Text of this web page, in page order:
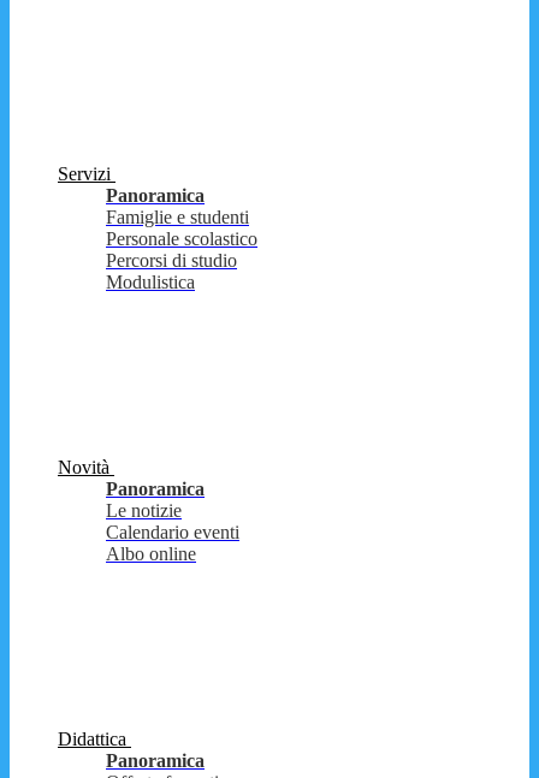
Servizi
Panoramica
Famiglie e studenti
Personale scolastico
Percorsi di studio
Modulistica
Novità
Panoramica
Le notizie
Calendario eventi
Albo online
Didattica
Panoramica